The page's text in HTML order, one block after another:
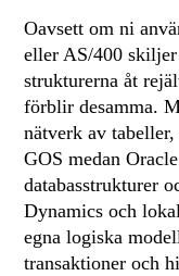
Oavsett om ni
eller AS/400
strukturerna åt
förblir desamma.
nätverk av
GOS medan
databasstrukturer
Dynamics och
egna logiska
transaktioner och